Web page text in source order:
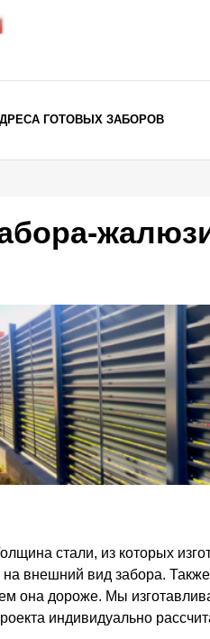
Заборы из
Забор
ВЫБОР
Высокие
Красивые,
Заборы
Готовые
ГОТОВЫХ ЗАБОРОВ
стали, из которых
на внешний вид забора. Также
она дороже. Мы
индивидуально